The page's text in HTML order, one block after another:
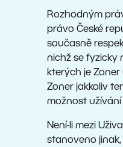
Rozhodným
právo České
současně
nichž se fyzicky
kterých je
Zoner jakkoliv
možnost
Není-li mezi
stanoveno